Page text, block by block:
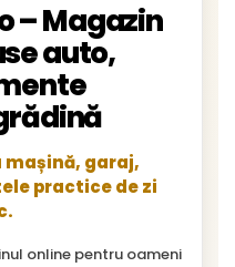
– Magazin
auto,
mașină, garaj,
practice de zi
online pentru oameni